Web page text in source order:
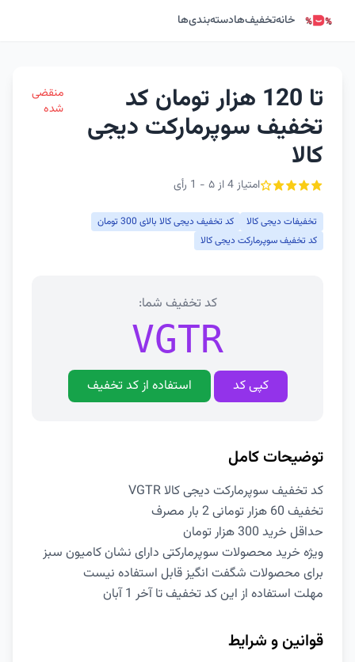
خانهتخفیف‌هادسته‌بندی‌ها
تا 120 هزار تومان کد
تخفیف سوپرمارکت دیجی
کالا
امتیاز 4 از ۵ - 1 رأی
منقضی
شده
تخفیفات دیجی کالا
کد تخفیف دیجی کالا بالای 300 تومان
کد تخفیف سوپرمارکت دیجی کالا
کد تخفیف شما:
VGTR
کپی کد استفاده از کد تخفیف
توضیحات کامل
کد تخفیف سوپرمارکت دیجی کالا VGTR
تخفیف 60 هزار تومانی 2 بار مصرف
حداقل خرید 300 هزار تومان
ویژه خرید محصولات سوپرمارکتی دارای نشان کامیون سبز
برای محصولات شگفت انگیز قابل استفاده نیست
مهلت استفاده از این کد تخفیف تا آخر 1 آبان
قوانین و شرایط